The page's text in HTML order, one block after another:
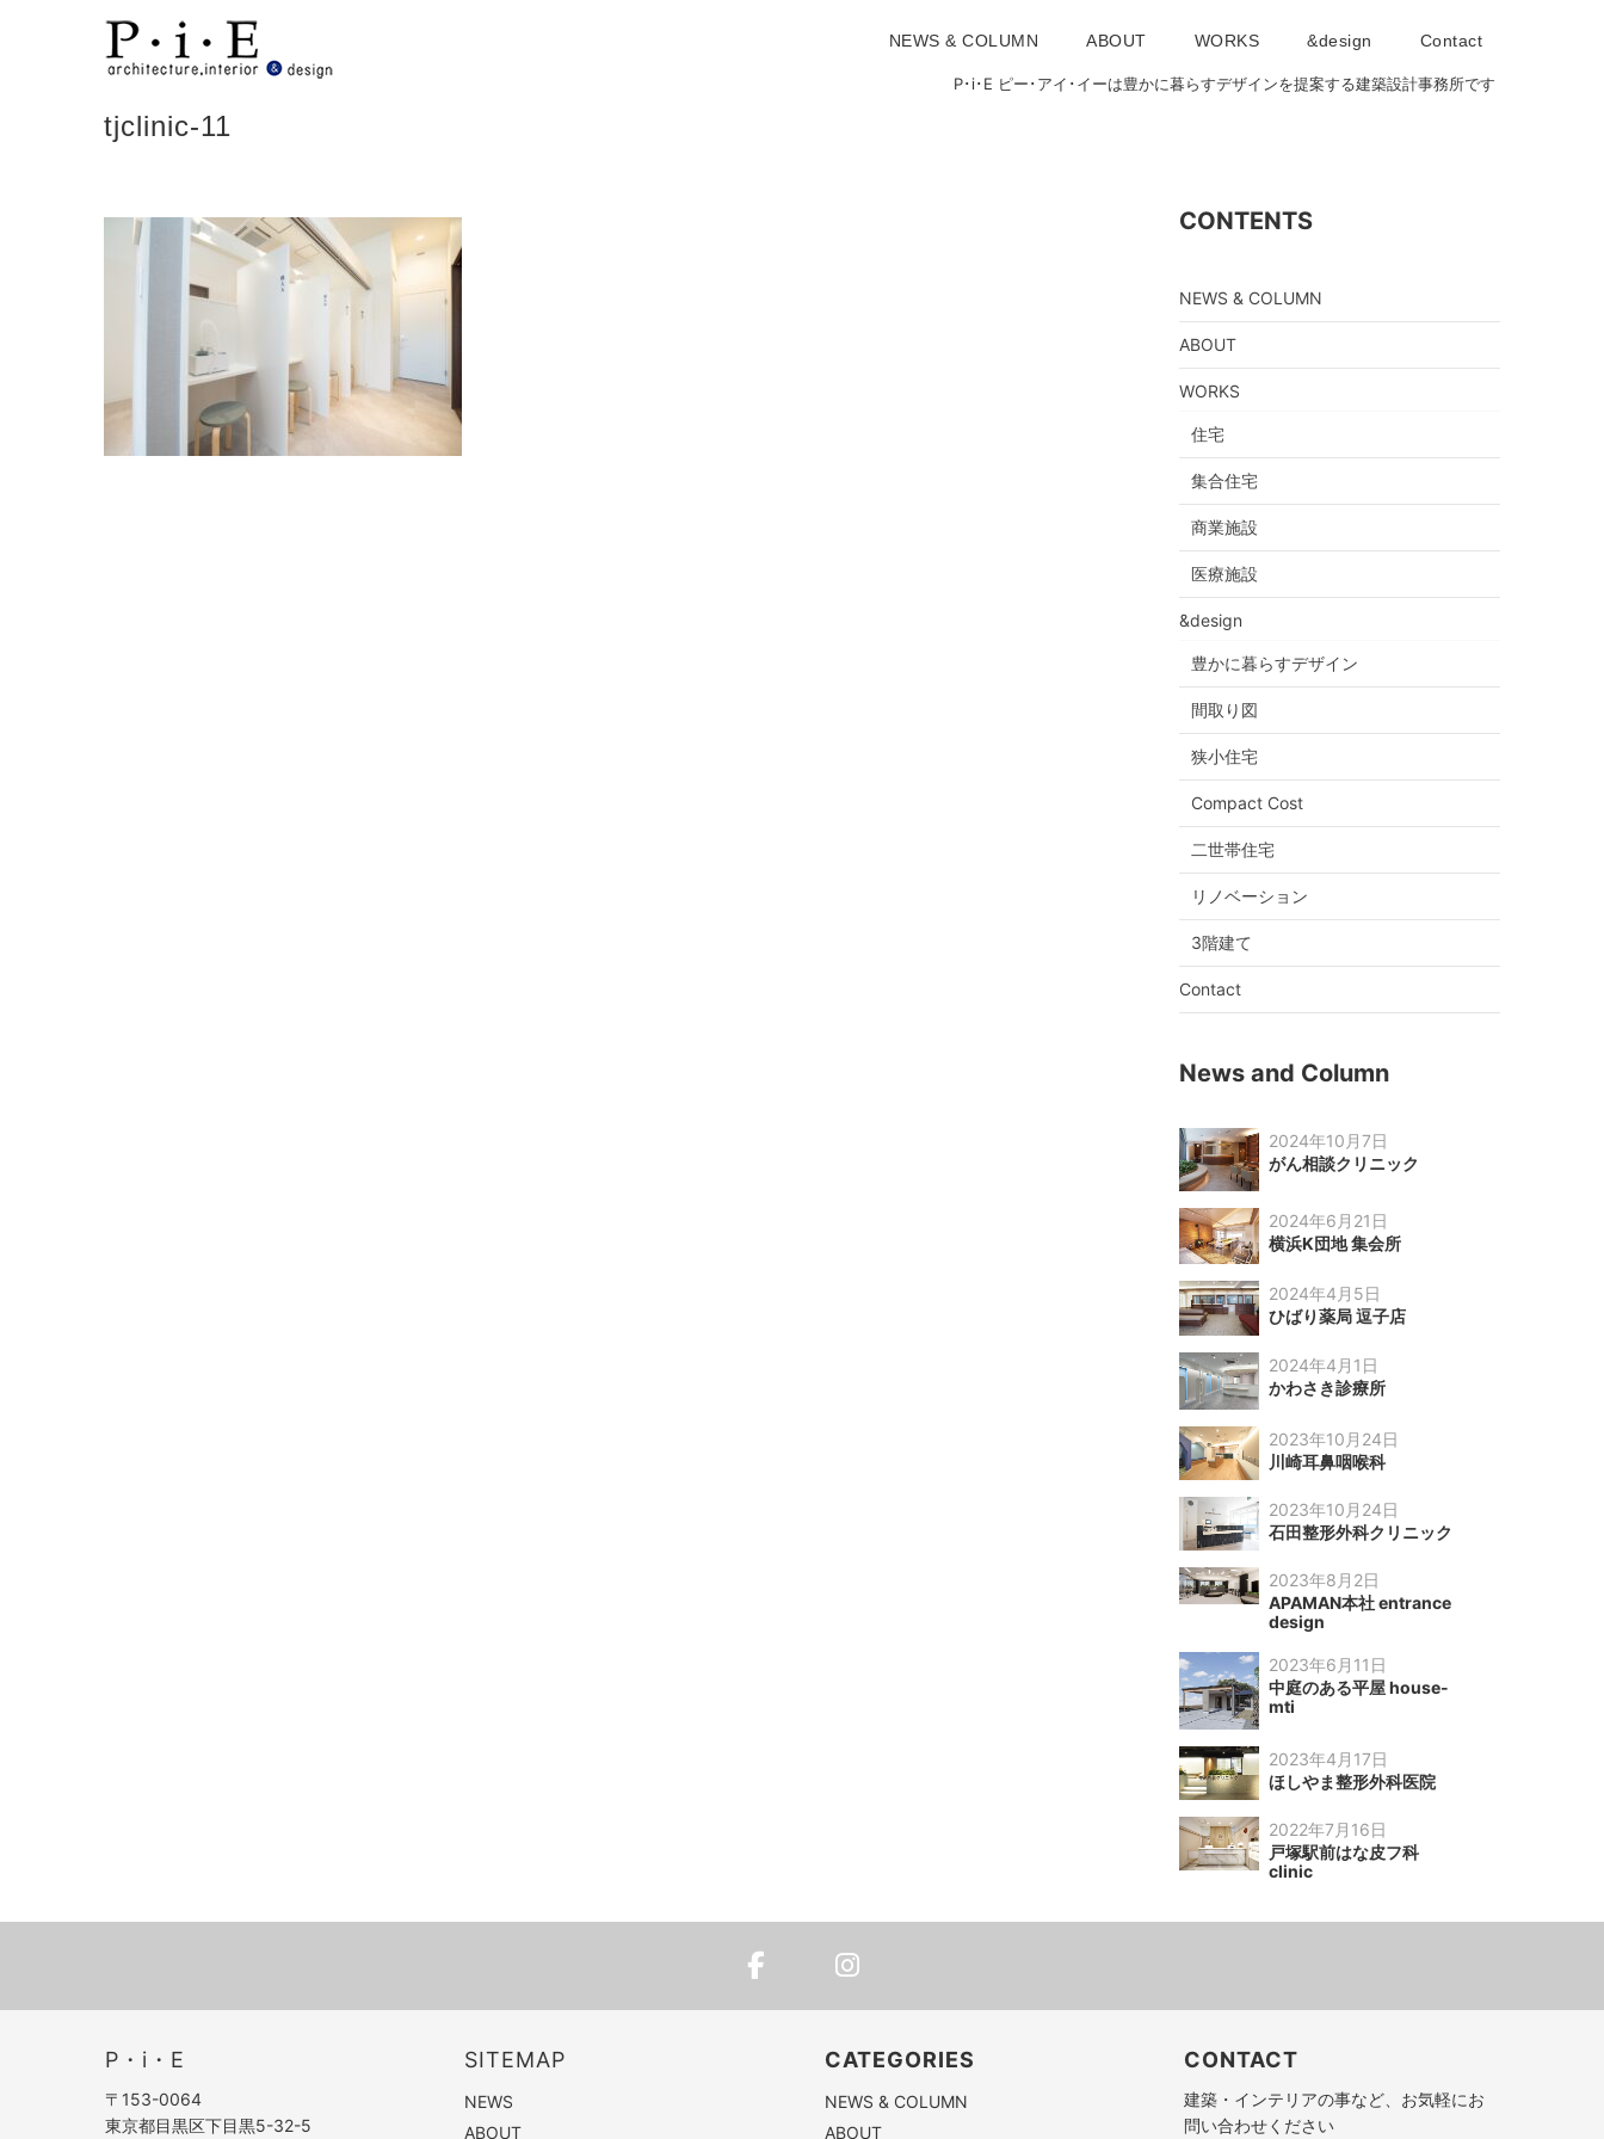
NEWS & COLUMN ABOUT WORKS &design Contact
P･i･E ピー･アイ･イーは豊かに暮らすデザインを提案する建築設計事務所です
tjclinic-11
CONTENTS
NEWS & COLUMN
ABOUT
WORKS
住宅
集合住宅
商業施設
医療施設
&design
豊かに暮らすデザイン
間取り図
狭小住宅
Compact Cost
二世帯住宅
リノベーション
3階建て
Contact
News and Column
2024年10月7日
がん相談クリニック
2024年6月21日
横浜K団地 集会所
2024年4月5日
ひばり薬局 逗子店
2024年4月1日
かわさき診療所
2023年10月24日
川崎耳鼻咽喉科
2023年10月24日
石田整形外科クリニック
2023年8月2日
APAMAN本社 entrance
design
2023年6月11日
中庭のある平屋 house-
mti
2023年4月17日
ほしやま整形外科医院
2022年7月16日
戸塚駅前はな皮フ科
clinic
P・i・E
〒153-0064
東京都目黒区下目黒5-32-5
SITEMAP
NEWS
ABOUT
CATEGORIES
NEWS & COLUMN
ABOUT
CONTACT
建築・インテリアの事など、お気軽にお
問い合わせください